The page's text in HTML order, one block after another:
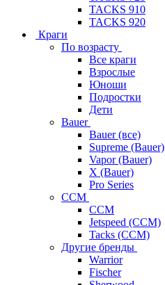
TACKS 910
TACKS 920
Краги
По возрасту
Все краги
Взрослые
Юноши
Подростки
Дети
Bauer
Bauer (все)
Supreme (Bauer)
Vapor (Bauer)
X (Bauer)
Pro Series
CCM
CCM
Jetspeed (CCM)
Tacks (CCM)
Другие бренды
Warrior
Fischer